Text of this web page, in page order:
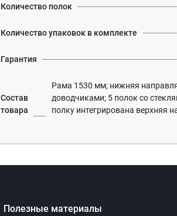
Количество полок
Количество упаковок в комплекте
Гарантия
Состав
товара
Рама 1530 мм; нижняя
доводчиками; 5 полок со
полку интегрирована верхняя
Полезные материалы